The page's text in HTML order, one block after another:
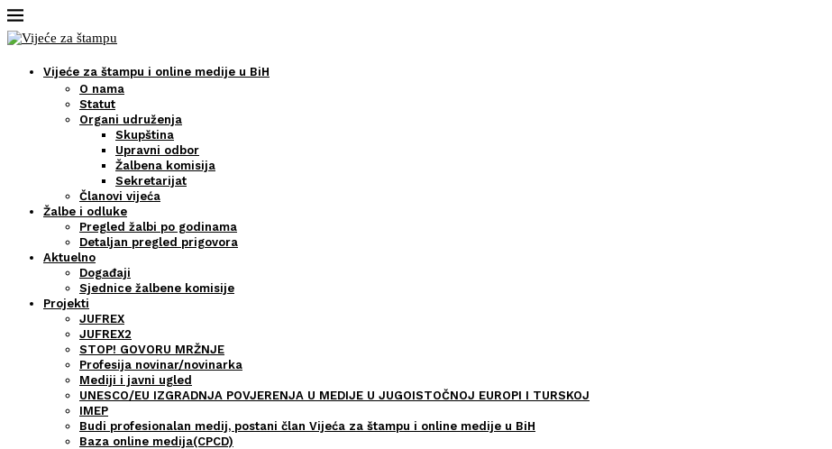
Vijeće za štampu i online medije u BiH
O nama
Statut
Organi udruženja
Skupština
Upravni odbor
Žalbena komisija
Sekretarijat
Članovi vijeća
Žalbe i odluke
Pregled žalbi po godinama
Detaljan pregled prigovora
Aktuelno
Događaji
Sjednice žalbene komisije
Projekti
JUFREX
JUFREX2
STOP! GOVORU MRŽNJE
Profesija novinar/novinarka
Mediji i javni ugled
UNESCO/EU IZGRADNJA POVJERENJA U MEDIJE U JUGOISTOČNOJ EUROPI I TURSKOJ
IMEP
Budi profesionalan medij, postani član Vijeća za štampu i online medije u BiH
Baza online medija(CPCD)